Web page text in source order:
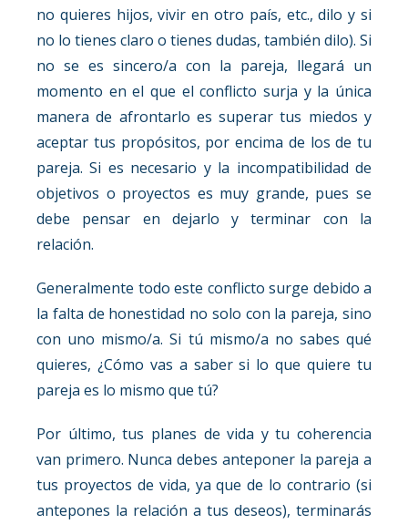
no quieres hijos, vivir en otro país, etc., dilo y si
no lo tienes claro o tienes dudas, también dilo). Si
no se es sincero/a con la pareja, llegará un
momento en el que el conflicto surja y la única
manera de afrontarlo es superar tus miedos y
aceptar tus propósitos, por encima de los de tu
pareja. Si es necesario y la incompatibilidad de
objetivos o proyectos es muy grande, pues se
debe pensar en dejarlo y terminar con la
relación.
Generalmente todo este conflicto surge debido a
la falta de honestidad no solo con la pareja, sino
con uno mismo/a. Si tú mismo/a no sabes qué
quieres, ¿Cómo vas a saber si lo que quiere tu
pareja es lo mismo que tú?
Por último, tus planes de vida y tu coherencia
van primero. Nunca debes anteponer la pareja a
tus proyectos de vida, ya que de lo contrario (si
antepones la relación a tus deseos), terminarás